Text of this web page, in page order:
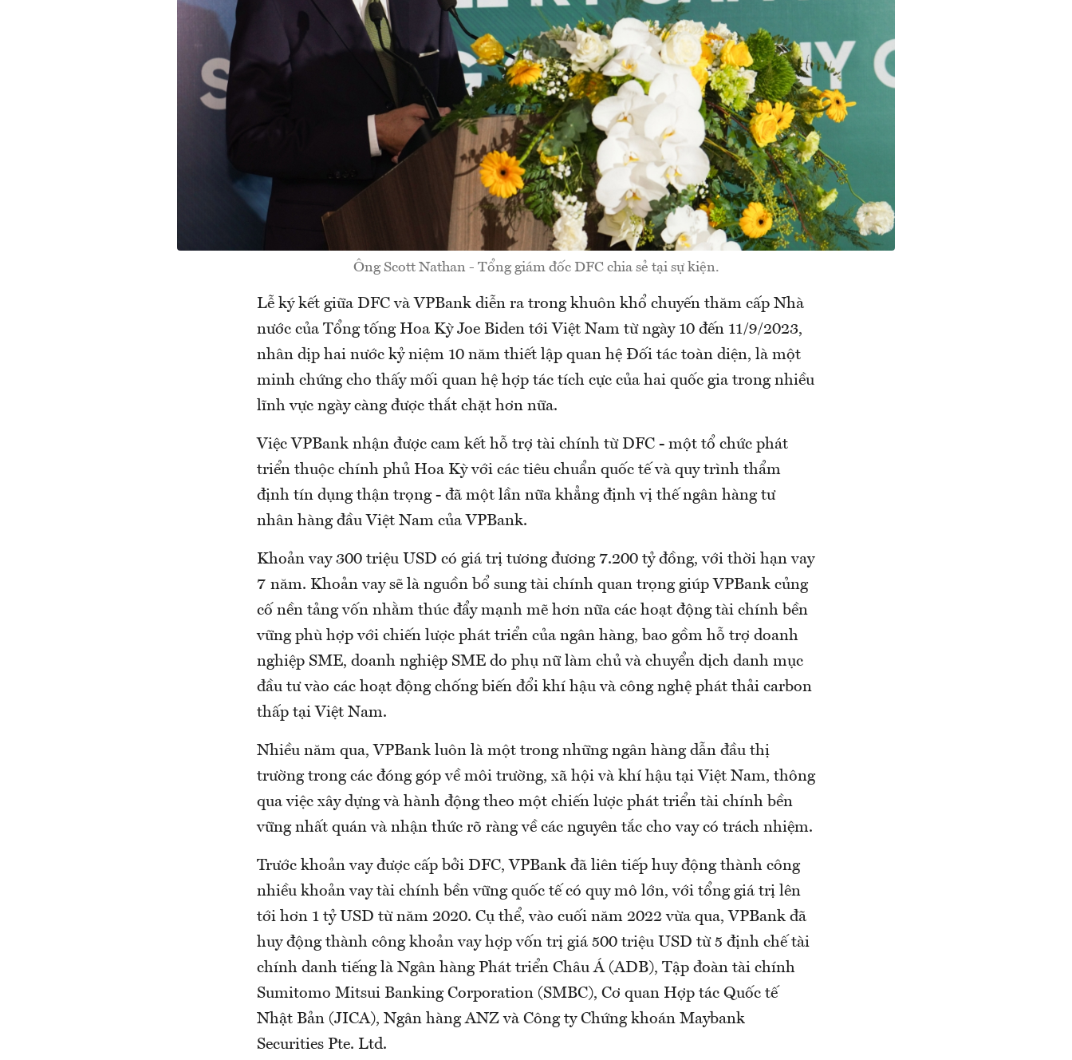
Ông Scott Nathan - Tổng giám đốc DFC chia sẻ tại sự kiện.
Lễ ký kết giữa DFC và VPBank diễn ra trong khuôn khổ chuyến thăm cấp Nhà
nước của Tổng tống Hoa Kỳ Joe Biden tới Việt Nam từ ngày 10 đến 11/9/2023,
nhân dịp hai nước kỷ niệm 10 năm thiết lập quan hệ Đối tác toàn diện, là một
minh chứng cho thấy mối quan hệ hợp tác tích cực của hai quốc gia trong nhiều
lĩnh vực ngày càng được thắt chặt hơn nữa.
Việc VPBank nhận được cam kết hỗ trợ tài chính từ DFC - một tổ chức phát
triển thuộc chính phủ Hoa Kỳ với các tiêu chuẩn quốc tế và quy trình thẩm
định tín dụng thận trọng - đã một lần nữa khẳng định vị thế ngân hàng tư
nhân hàng đầu Việt Nam của VPBank.
Khoản vay 300 triệu USD có giá trị tương đương 7.200 tỷ đồng, với thời hạn vay
7 năm. Khoản vay sẽ là nguồn bổ sung tài chính quan trọng giúp VPBank củng
cố nền tảng vốn nhằm thúc đẩy mạnh mẽ hơn nữa các hoạt động tài chính bền
vững phù hợp với chiến lược phát triển của ngân hàng, bao gồm hỗ trợ doanh
nghiệp SME, doanh nghiệp SME do phụ nữ làm chủ và chuyển dịch danh mục
đầu tư vào các hoạt động chống biến đổi khí hậu và công nghệ phát thải carbon
thấp tại Việt Nam.
Nhiều năm qua, VPBank luôn là một trong những ngân hàng dẫn đầu thị
trường trong các đóng góp về môi trường, xã hội và khí hậu tại Việt Nam, thông
qua việc xây dựng và hành động theo một chiến lược phát triển tài chính bền
vững nhất quán và nhận thức rõ ràng về các nguyên tắc cho vay có trách nhiệm.
Trước khoản vay được cấp bởi DFC, VPBank đã liên tiếp huy động thành công
nhiều khoản vay tài chính bền vững quốc tế có quy mô lớn, với tổng giá trị lên
tới hơn 1 tỷ USD từ năm 2020. Cụ thể, vào cuối năm 2022 vừa qua, VPBank đã
huy động thành công khoản vay hợp vốn trị giá 500 triệu USD từ 5 định chế tài
chính danh tiếng là Ngân hàng Phát triển Châu Á (ADB), Tập đoàn tài chính
Sumitomo Mitsui Banking Corporation (SMBC), Cơ quan Hợp tác Quốc tế
Nhật Bản (JICA), Ngân hàng ANZ và Công ty Chứng khoán Maybank
Securities Pte. Ltd.